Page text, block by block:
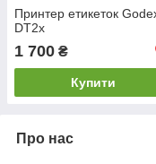
Принтер етикеток
DT2x
1 700 ₴
Купити
Про нас